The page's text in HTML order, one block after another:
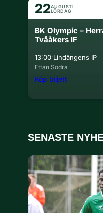
22AUGUSTI
LÖRDAG
BK Olympic –
Tvååkers IF
13:00·Lindängens IP
Ettan Södra
Köp biljett
SENASTE